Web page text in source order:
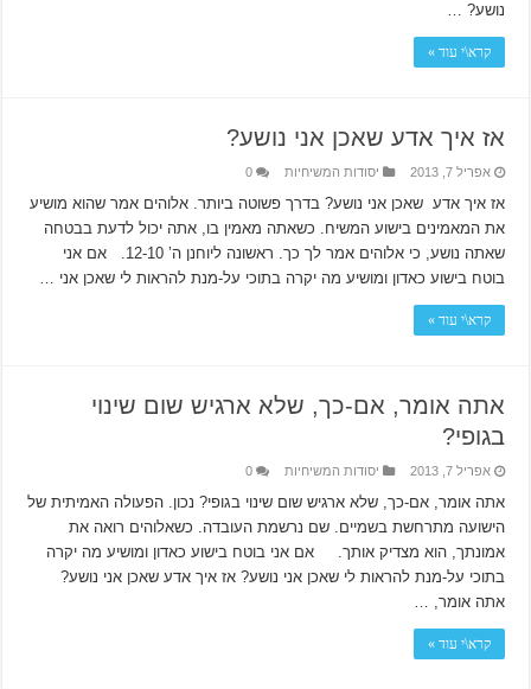
נושע? …
קרא\י עוד »
אז איך אדע שאכן אני נושע?
אפריל 7, 2013 יסודות המשיחיות 0
אז איך אדע שאכן אני נושע? בדרך פשוטה ביותר. אלוהים אמר שהוא מושיע
את המאמינים בישוע המשיח. כשאתה מאמין בו, אתה יכול לדעת בבטחה
שאתה נושע, כי אלוהים אמר לך כך. ראשונה ליוחנן ה’ 12-10. אם אני
בוטח בישוע כאדון ומושיע מה יקרה בתוכי על-מנת להראות לי שאכן אני …
קרא\י עוד »
אתה אומר, אם-כך, שלא ארגיש שום שינוי
בגופי?
אפריל 7, 2013 יסודות המשיחיות 0
אתה אומר, אם-כך, שלא ארגיש שום שינוי בגופי? נכון. הפעולה האמיתית של
הישועה מתרחשת בשמיים. שם נרשמת העובדה. כשאלוהים רואה את
אמונתך, הוא מצדיק אותך. אם אני בוטח בישוע כאדון ומושיע מה יקרה
בתוכי על-מנת להראות לי שאכן אני נושע? אז איך אדע שאכן אני נושע?
אתה אומר, …
קרא\י עוד »